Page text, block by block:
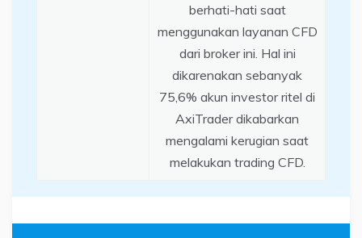
berhati-hati saat
menggunakan layanan CFD
dari broker ini. Hal ini
dikarenakan sebanyak
75,6% akun investor ritel di
AxiTrader dikabarkan
mengalami kerugian saat
melakukan trading CFD.